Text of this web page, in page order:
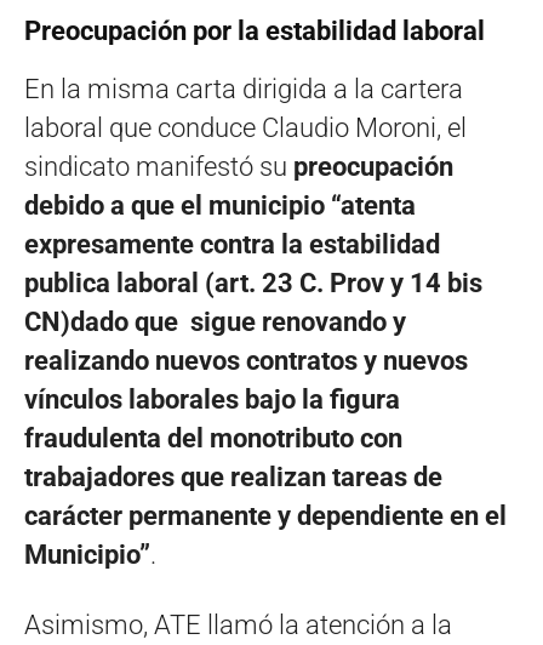
Preocupación por la estabilidad laboral
En la misma carta dirigida a la cartera
laboral que conduce Claudio Moroni, el
sindicato manifestó su preocupación
debido a que el municipio “atenta
expresamente contra la estabilidad
publica laboral (art. 23 C. Prov y 14 bis
CN)dado que sigue renovando y
realizando nuevos contratos y nuevos
vínculos laborales bajo la figura
fraudulenta del monotributo con
trabajadores que realizan tareas de
carácter permanente y dependiente en el
Municipio”.
Asimismo, ATE llamó la atención a la